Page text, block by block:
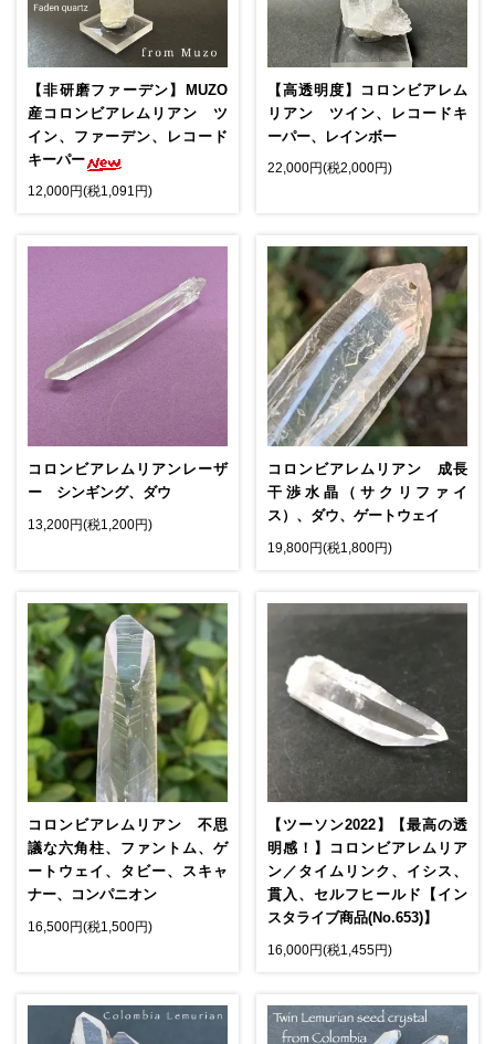
【非研磨ファーデン】MUZO
産コロンビアレムリアン ツ
イン、ファーデン、レコード
キーパー
12,000円(税1,091円)
【高透明度】コロンビアレム
リアン ツイン、レコードキ
ーパー、レインボー
22,000円(税2,000円)
コロンビアレムリアンレーザ
ー シンギング、ダウ
13,200円(税1,200円)
コロンビアレムリアン 成長
干渉水晶（サクリファイ
ス）、ダウ、ゲートウェイ
19,800円(税1,800円)
コロンビアレムリアン 不思
議な六角柱、ファントム、ゲ
ートウェイ、タビー、スキャ
ナー、コンパニオン
16,500円(税1,500円)
【ツーソン2022】【最高の透
明感！】コロンビアレムリア
ン／タイムリンク、イシス、
貫入、セルフヒールド【イン
スタライブ商品(No.653)】
16,000円(税1,455円)